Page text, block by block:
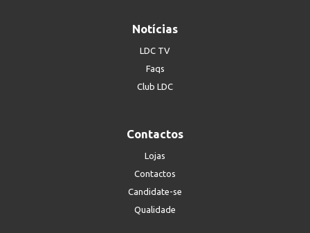
Notícias
LDC TV
Faqs
Club LDC
Contactos
Lojas
Contactos
Candidate-se
Qualidade